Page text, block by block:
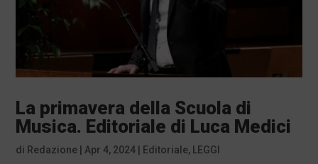
La primavera della Scuola di
Musica. Editoriale di Luca Medici
di Redazione Apr 4, 2024 Editoriale, LEGGI